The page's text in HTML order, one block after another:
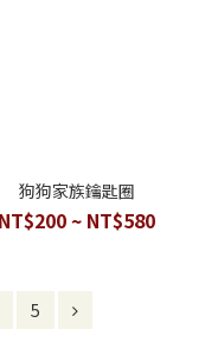
狗狗家族鑰匙圈
NT$200 ~ NT$580
5